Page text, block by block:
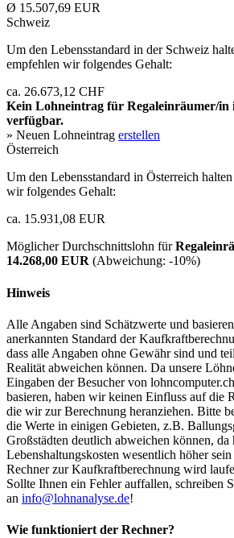
Ø 15.507,69 EUR
Schweiz
Um den Lebensstandard in der Schweiz
empfehlen wir folgendes Gehalt:
ca. 26.673,12 CHF
Kein Lohneintrag für Regaleinräumer/in
verfügbar.
» Neuen Lohneintrag erstellen
Österreich
Um den Lebensstandard in Österreich
wir folgendes Gehalt:
ca. 15.931,08 EUR
Möglicher Durchschnittslohn für
14.268,00 EUR (Abweichung: -10%)
Hinweis
Alle Angaben sind Schätzwerte und
anerkannten Standard der
dass alle Angaben ohne Gewähr sind und
Realität abweichen können. Da unsere
Eingaben der Besucher von
basieren, haben wir keinen Einfluss auf die
die wir zur Berechnung heranziehen. Bitte
die Werte in einigen Gebieten, z.B.
Großstädten deutlich abweichen können,
Lebenshaltungskosten wesentlich höher
Rechner zur Kaufkraftberechnung wird
Sollte Ihnen ein Fehler auffallen, schreiben
an info@lohnanalyse.de!
Wie funktioniert der Rechner?